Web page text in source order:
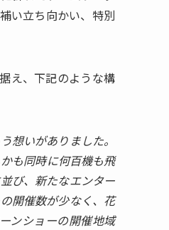
い立ち向かい、特別
え、下記のような構
想いがありました。
も同時に何百機も飛
び、新たなエンター
開催数が少なく、花
ンショーの開催地域